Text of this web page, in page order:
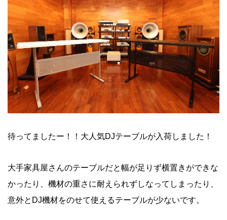
待ってましたー！！大人気DJテーブルが入荷しました！
大手家具屋さんのテーブルだと幅が足りず横置きができな
かったり、機材の重さに耐えられずしなってしまったり、
意外とDJ機材をのせて使えるテーブルが少ないです。